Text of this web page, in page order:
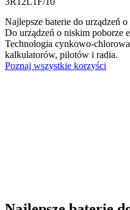
Najlepsze baterie do urządzeń
Do urządzeń o niskim poborze
Technologia cynkowo-
kalkulatorów, pilotów i radia.
Poznaj wszystkie korzyści